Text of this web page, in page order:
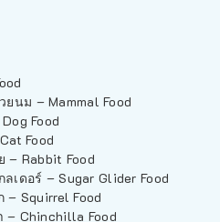
ยนม – Mammal Food
Food
Food
– Rabbit Food
เดอร์ – Sugar Glider Food
– Squirrel Food
– Chinchilla Food